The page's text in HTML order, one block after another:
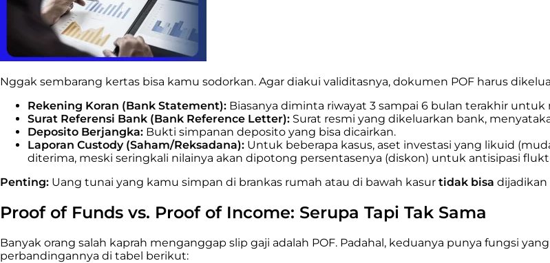
Nggak sembarang kertas bisa kamu sodorkan. Agar diakui validitasnya, dokumen POF harus
Rekening Koran (Bank Statement): Biasanya diminta riwayat 3 sampai 6 bulan terakhir untuk
Surat Referensi Bank (Bank Reference Letter): Surat resmi yang dikeluarkan bank,
Deposito Berjangka: Bukti simpanan deposito yang bisa dicairkan.
Laporan Custody (Saham/Reksadana): Untuk beberapa kasus, aset investasi yang likuid
diterima, meski seringkali nilainya akan dipotong persentasenya (diskon) untuk antisipasi
Penting: Uang tunai yang kamu simpan di brankas rumah atau di bawah kasur tidak bisa dijadikan
Proof of Funds vs. Proof of Income: Serupa Tapi Tak Sama
Banyak orang salah kaprah menganggap slip gaji adalah POF. Padahal, keduanya punya fungsi
perbandingannya di tabel berikut: